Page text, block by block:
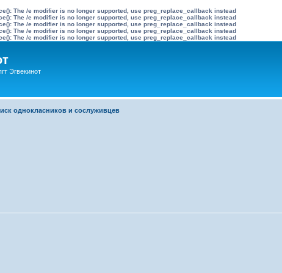
The /e modifier is no longer supported, use preg_replace_callback instead
The /e modifier is no longer supported, use preg_replace_callback instead
The /e modifier is no longer supported, use preg_replace_callback instead
The /e modifier is no longer supported, use preg_replace_callback instead
The /e modifier is no longer supported, use preg_replace_callback instead
Эгвекинот
однокласников и сослуживцев